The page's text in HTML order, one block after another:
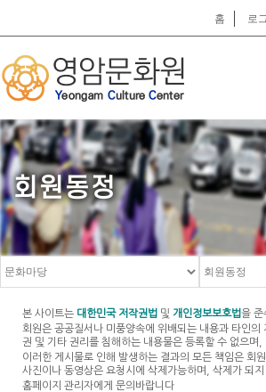
홈 로
회원동정
본 사이트는 대한민국 저작권법 및 개인정보보호법을 준
회원은 공공질서나 미풍양속에 위배되는 내용과 타인의
권 및 기타 권리를 침해하는 내용물은 등록할 수 없으며,
이러한 게시물로 인해 발생하는 결과의 모든 책임은 회
사진이나 동영상은 요청시에 삭제가능하며, 삭제가 되지
홈페이지 관리자에게 문의바랍니다